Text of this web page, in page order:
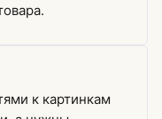
к картинкам